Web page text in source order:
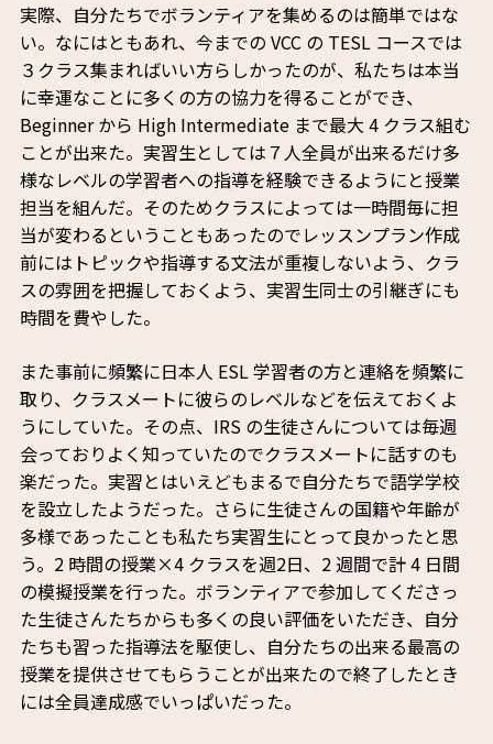
実際、自分たちでボランティアを集めるのは簡単ではな
い。なにはともあれ、今までの VCC の TESL コースでは
３クラス集まればいい方らしかったのが、私たちは本当
に幸運なことに多くの方の協力を得ることができ、
Beginner から High Intermediate まで最大 4 クラス組む
ことが出来た。実習生としては７人全員が出来るだけ多
様なレベルの学習者への指導を経験できるようにと授業
担当を組んだ。そのためクラスによっては一時間毎に担
当が変わるということもあったのでレッスンプラン作成
前にはトピックや指導する文法が重複しないよう、クラ
スの雰囲を把握しておくよう、実習生同士の引継ぎにも
時間を費やした。
また事前に頻繁に日本人 ESL 学習者の方と連絡を頻繁に
取り、クラスメートに彼らのレベルなどを伝えておくよ
うにしていた。その点、IRS の生徒さんについては毎週
会っておりよく知っていたのでクラスメートに話すのも
楽だった。実習とはいえどもまるで自分たちで語学学校
を設立したようだった。さらに生徒さんの国籍や年齢が
多様であったことも私たち実習生にとって良かったと思
う。2 時間の授業×4 クラスを週2日、2 週間で計 4 日間
の模擬授業を行った。ボランティアで参加してくださっ
た生徒さんたちからも多くの良い評価をいただき、自分
たちも習った指導法を駆使し、自分たちの出来る最高の
授業を提供させてもらうことが出来たので終了したとき
には全員達成感でいっぱいだった。